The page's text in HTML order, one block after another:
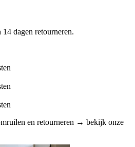
dagen retourneren.
en retourneren → bekijk onze